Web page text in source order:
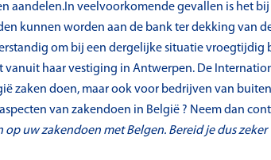
aandelen.In veelvoorkomende gevallen is het
kunnen worden aan de bank ter dekking van
om bij een dergelijke situatie vroegtijdig
vanuit haar vestiging in Antwerpen. De
zaken doen, maar ook voor bedrijven van
van zakendoen in België ? Neem dan
uw zakendoen met Belgen. Bereid je dus